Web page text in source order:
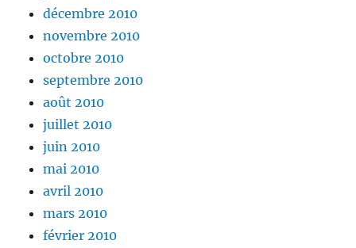
décembre 2010
novembre 2010
octobre 2010
septembre 2010
août 2010
juillet 2010
juin 2010
mai 2010
avril 2010
mars 2010
février 2010